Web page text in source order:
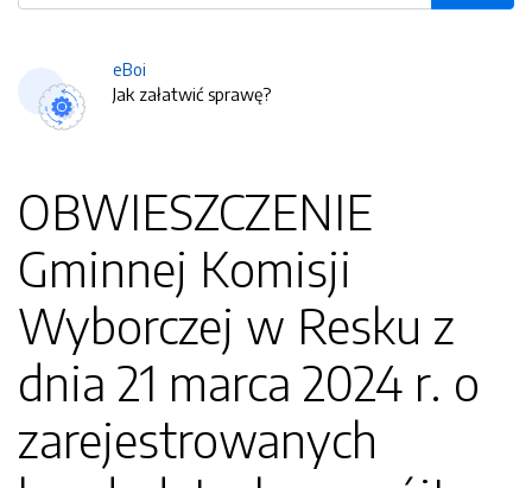
eBoi
Jak załatwić sprawę?
OBWIESZCZENIE
Gminnej Komisji
Wyborczej w Resku z
dnia 21 marca 2024 r. o
zarejestrowanych